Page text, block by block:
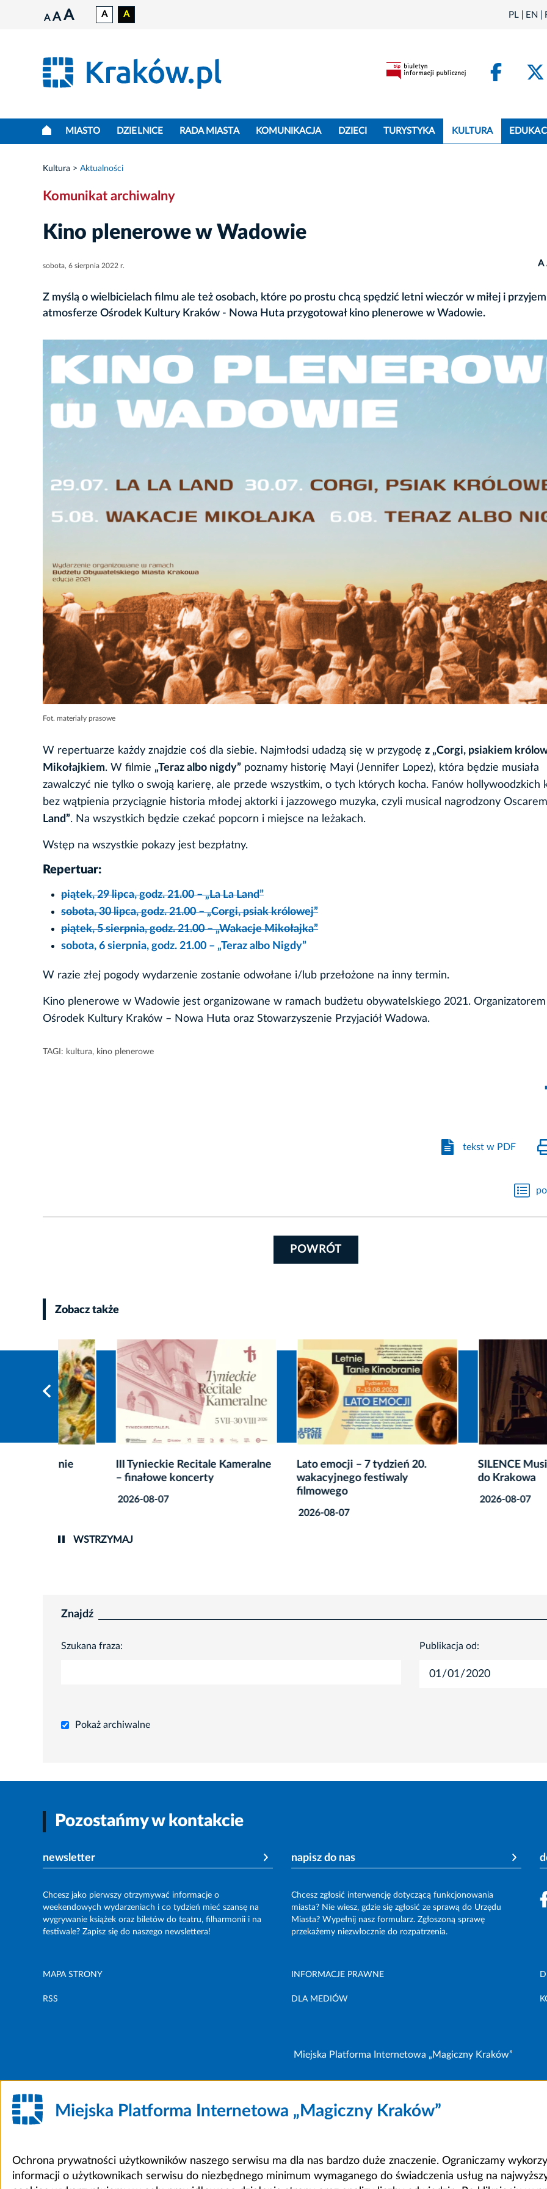
A A A A A PL EN
MIASTO DZIELNICE RADA MIASTA KOMUNIKACJA DZIECI TURYSTYKA KULTURA
Kultura Aktualności
Komunikat archiwalny
Kino plenerowe w Wadowie
sobota, 6 sierpnia 2022 r. A
Z myślą o wielbicielach filmu ale też osobach, które po prostu chcą spędzić letni wieczór w miłej i
atmosferze Ośrodek Kultury Kraków - Nowa Huta przygotował kino plenerowe w Wadowie.
Fot. materiały prasowe
W repertuarze każdy znajdzie coś dla siebie. Najmłodsi udadzą się w przygodę z „Corgi, psiakiem
Mikołajkiem. W filmie „Teraz albo nigdy” poznamy historię Mayi (Jennifer Lopez), która będzie musiała
zawalczyć nie tylko o swoją karierę, ale przede wszystkim, o tych których kocha. Fanów hollywoodzkich
bez wątpienia przyciągnie historia młodej aktorki i jazzowego muzyka, czyli musical nagrodzony
Land”. Na wszystkich będzie czekać popcorn i miejsce na leżakach.
Wstęp na wszystkie pokazy jest bezpłatny.
Repertuar:
piątek, 29 lipca, godz. 21.00 – „La La Land”
sobota, 30 lipca, godz. 21.00 – „Corgi, psiak królowej”
piątek, 5 sierpnia, godz. 21.00 – „Wakacje Mikołajka”
sobota, 6 sierpnia, godz. 21.00 – „Teraz albo Nigdy”
W razie złej pogody wydarzenie zostanie odwołane i/lub przełożone na inny termin.
Kino plenerowe w Wadowie jest organizowane w ramach budżetu obywatelskiego 2021.
Ośrodek Kultury Kraków – Nowa Huta oraz Stowarzyszenie Przyjaciół Wadowa.
TAGI: kultura, kino plenerowe
tekst w PDF
POWRÓT
Zobacz także
III Tynieckie Recitale Kameralne
– finałowe koncerty
Lato emocji – 7 tydzień 20.
wakacyjnego festiwaly
SILENCE Music Festival
do Krakowa
WSTRZYMAJ
Znajdź
Szukana fraza: Publikacja od:
Pokaż archiwalne
Pozostańmy w kontakcie
newsletter
Chcesz jako pierwszy otrzymywać informacje o
weekendowych wydarzeniach i co tydzień mieć szansę na
wygrywanie książek oraz biletów do teatru, filharmonii i na
festiwale? Zapisz się do naszego newslettera!
napisz do nas
Chcesz zgłosić interwencję dotyczącą funkcjonowania
miasta? Nie wiesz, gdzie się zgłosić ze sprawą do Urzędu
Miasta? Wypełnij nasz formularz. Zgłoszoną sprawę
przekażemy niezwłocznie do rozpatrzenia.
MAPA STRONY INFORMACJE PRAWNE
RSS DLA MEDIÓW
Miejska Platforma Internetowa „Magiczny Kraków”
Miejska Platforma Internetowa „Magiczny Kraków”
Ochrona prywatności użytkowników naszego serwisu ma dla nas bardzo duże znaczenie. Ograniczamy
informacji o użytkownikach serwisu do niezbędnego minimum wymaganego do świadczenia usług na